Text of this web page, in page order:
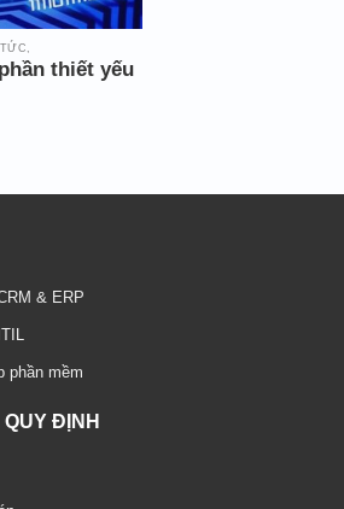
thiết yếu
& ERP
phần mềm
ĐỊNH